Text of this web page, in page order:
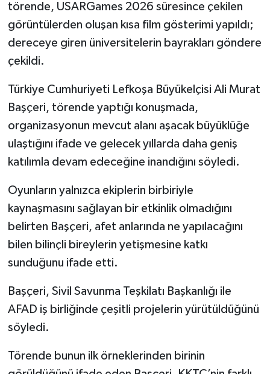
törende, USARGames 2026 süresince çekilen
görüntülerden oluşan kısa film gösterimi yapıldı;
dereceye giren üniversitelerin bayrakları göndere
çekildi.
Türkiye Cumhuriyeti Lefkoşa Büyükelçisi Ali Murat
Başçeri, törende yaptığı konuşmada,
organizasyonun mevcut alanı aşacak büyüklüğe
ulaştığını ifade ve gelecek yıllarda daha geniş
katılımla devam edeceğine inandığını söyledi.
Oyunların yalnızca ekiplerin birbiriyle
kaynaşmasını sağlayan bir etkinlik olmadığını
belirten Başçeri, afet anlarında ne yapılacağını
bilen bilinçli bireylerin yetişmesine katkı
sunduğunu ifade etti.
Başçeri, Sivil Savunma Teşkilatı Başkanlığı ile
AFAD iş birliğinde çeşitli projelerin yürütüldüğünü
söyledi.
Törende bunun ilk örneklerinden birinin